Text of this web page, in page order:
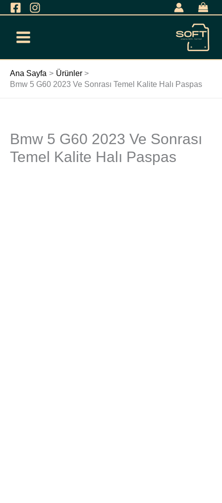
İçeriğe
Ana Sayfa
Ürünler
Bmw 5 G60 2023 Ve Sonrası Temel Kalite Halı Paspas
Bmw 5 G60 2023 Ve Sonrası
Temel Kalite Halı Paspas
Bmw
5